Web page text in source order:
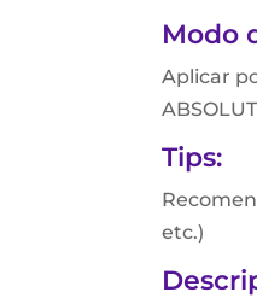
Modo
Aplicar
Tips:
etc.)